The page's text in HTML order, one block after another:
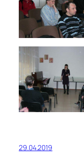
29.04.2019